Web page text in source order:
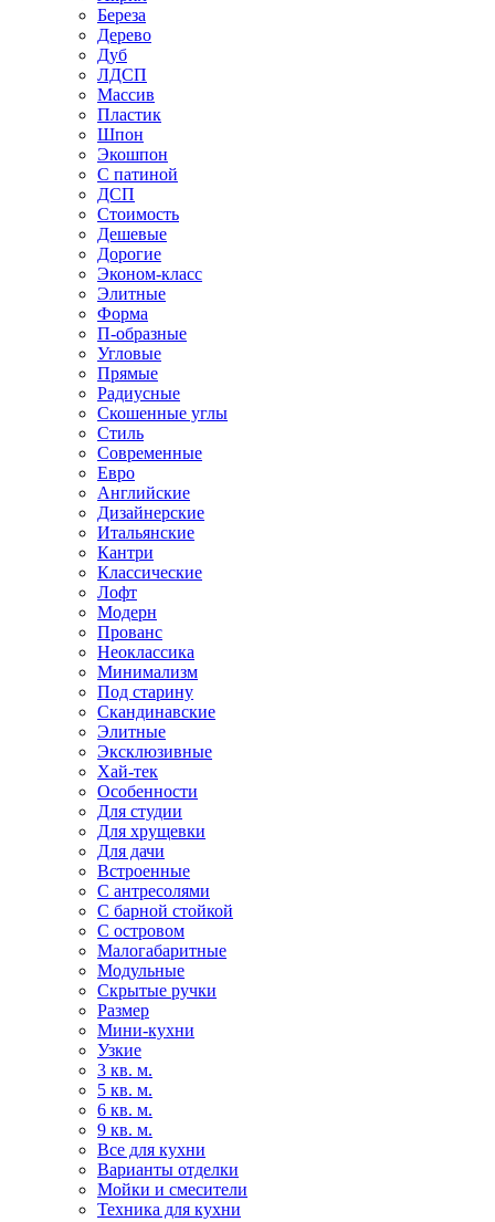
Береза
Дерево
Дуб
ЛДСП
Массив
Пластик
Шпон
Экошпон
С патиной
ДСП
Стоимость
Дешевые
Дорогие
Эконом-класс
Элитные
Форма
П-образные
Угловые
Прямые
Радиусные
Скошенные углы
Стиль
Современные
Евро
Английские
Дизайнерские
Итальянские
Кантри
Классические
Лофт
Модерн
Прованс
Неоклассика
Минимализм
Под старину
Скандинавские
Элитные
Эксклюзивные
Хай-тек
Особенности
Для студии
Для хрущевки
Для дачи
Встроенные
С антресолями
С барной стойкой
С островом
Малогабаритные
Модульные
Скрытые ручки
Размер
Мини-кухни
Узкие
3 кв. м.
5 кв. м.
6 кв. м.
9 кв. м.
Все для кухни
Варианты отделки
Мойки и смесители
Техника для кухни